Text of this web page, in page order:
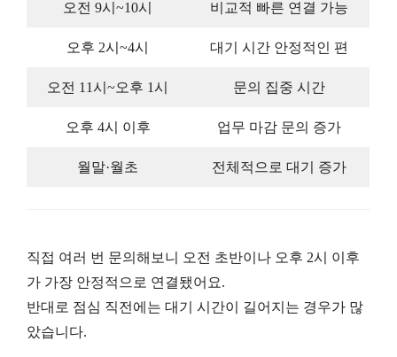
오전 9시~10시 비교적 빠른 연결 가능
오후 2시~4시 대기 시간 안정적인 편
오전 11시~오후 1시 문의 집중 시간
오후 4시 이후 업무 마감 문의 증가
월말·월초 전체적으로 대기 증가
직접 여러 번 문의해보니 오전 초반이나 오후 2시 이후
가 가장 안정적으로 연결됐어요.
반대로 점심 직전에는 대기 시간이 길어지는 경우가 많
았습니다.